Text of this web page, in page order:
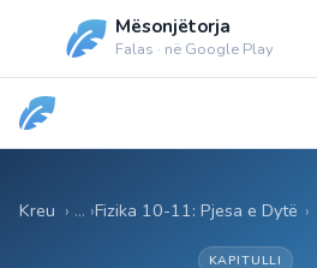
Mësonjëtorja
Falas · në Google Play
Kreu Fizika 10-11: Pjesa e Dytë ›
KAPITULLI